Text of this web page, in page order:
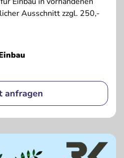
Ausschnitt zzgl. 250,-
anfragen